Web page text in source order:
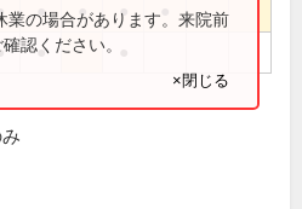
● ● ●
●
業の場合があります。来院前
認ください。
×閉じる